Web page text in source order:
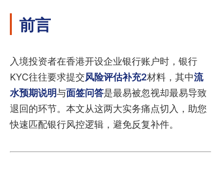
前言
入境投资者在香港开设企业银行账户时，银行
KYC往往要求提交风险评估补充2材料，其中流
水预期说明与面签问答是最易被忽视却最易导致
退回的环节。本文从这两大实务痛点切入，助您
快速匹配银行风控逻辑，避免反复补件。